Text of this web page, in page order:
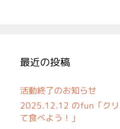
最近の投稿
活動終了のお知らせ
2025.12.12 のfun「クリ
て食べよう！」